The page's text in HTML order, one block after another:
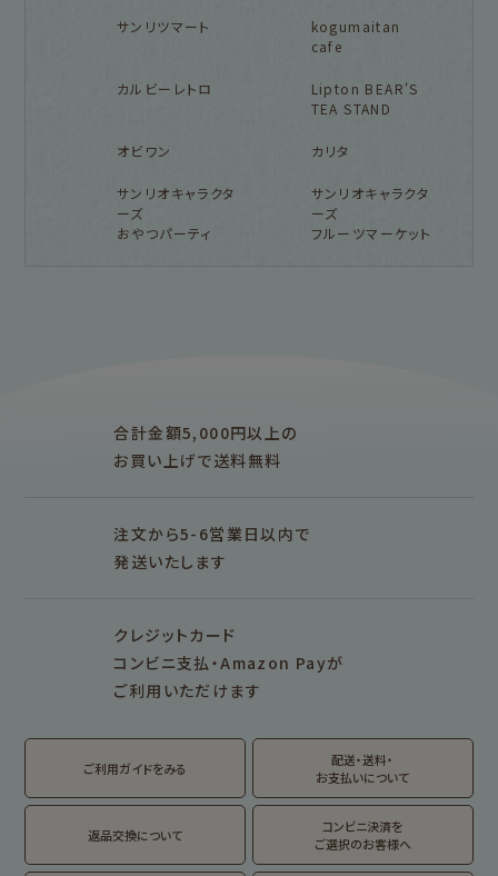
サンリツマート
kogumaitan
cafe
カルビーレトロ
Lipton BEAR'S
TEA STAND
オビワン カリタ
サンリオキャラクタ
ーズ
おやつパーティ
サンリオキャラクタ
ーズ
フルーツマーケット
雑貨類
フルカワはんこの商品を見る スタンプパッドの商品を見る
M5 M6
その他
サンリオキャラクタ
ーズ
おやつパーティ
トビマツショウイチ
ロウ
トコロコムギ
アルプスの少女ハイ
ジ
Lipton BEAR'S
カルビーレトロ
サンリオキャラクタ
ーズ
フルーツマーケット
おりがみ
翠 sui の商品を見る 結々 yuiyui の商品を見る
合計金額5,000円以上の
お買い上げで送料無料
注文から5-6営業日以内で
発送いたします
クレジットカード
コンビニ支払・Amazon Payが
ご利用いただけます
ご利用ガイドをみる
配送・送料・
お支払いについて
返品交換について
コンビニ決済を
ご選択のお客様へ